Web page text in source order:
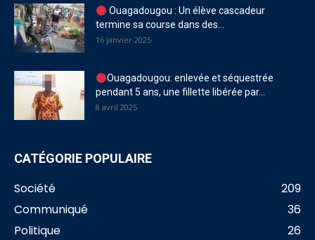
Ouagadougou : Un élève cascadeur
termine sa course dans des...
16 janvier 2025
Ouagadougou: enlevée et séquestrée
pendant 5 ans, une fillette libérée par...
8 avril 2025
CATÉGORIE POPULAIRE
Société
209
Communiqué
36
Politique
26